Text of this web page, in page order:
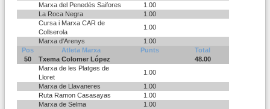
Marxa del Penedés Saifores
1.00
La Roca Negra
1.00
Cursa i Marxa CAR de
Collserola
1.00
Marxa d'Arenys
1.00
Pos
Atleta Marxa Punts
Total
50
Txema Colomer López
48.00
Marxa de les Platges de
Lloret
1.00
Marxa de Llavaneres
1.00
Ruta Ramon Casasayas
1.00
Marxa de Selma
1.00